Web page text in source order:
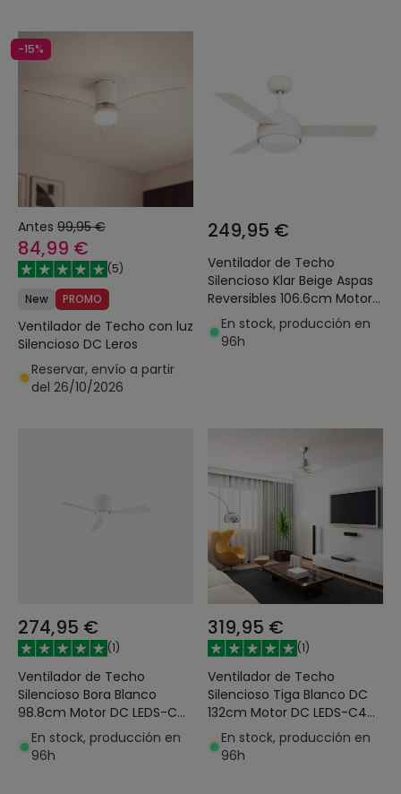
-15%
Antes 99,95 €
84,99 €
(5)
New
PROMO
Ventilador de Techo con luz
Silencioso DC Leros
Reservar, envío a partir
del 26/10/2026
249,95 €
Ventilador de Techo
Silencioso Klar Beige Aspas
Reversibles 106.6cm Motor
DC LEDS-C4 30-4864-16-
F9
En stock, producción en
96h
274,95 €
(1)
Ventilador de Techo
Silencioso Bora Blanco
98.8cm Motor DC LEDS-C4
30-7973-14-F9
En stock, producción en
96h
319,95 €
(1)
Ventilador de Techo
Silencioso Tiga Blanco DC
132cm Motor DC LEDS-C4
30-3249-CF-M1
En stock, producción en
96h